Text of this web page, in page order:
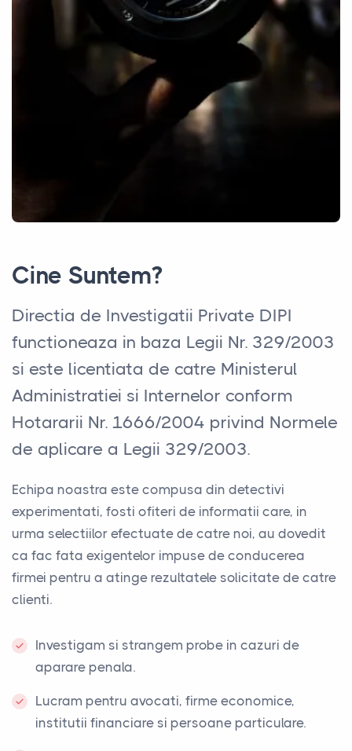
Cine Suntem?
Directia de Investigatii Private DIPI
functioneaza in baza Legii Nr. 329/2003
si este licentiata de catre Ministerul
Administratiei si Internelor conform
Hotararii Nr. 1666/2004 privind Normele
de aplicare a Legii 329/2003.
Echipa noastra este compusa din detectivi
experimentati, fosti ofiteri de informatii care, in
urma selectiilor efectuate de catre noi, au dovedit
ca fac fata exigentelor impuse de conducerea
firmei pentru a atinge rezultatele solicitate de catre
clienti.
Investigam si strangem probe in cazuri de
aparare penala.
Lucram pentru avocati, firme economice,
institutii financiare si persoane particulare.